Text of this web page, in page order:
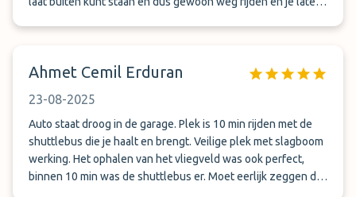
Ahmet Cemil Erduran
23-08-2025
Auto staat droog in de garage. Plek is 10 min rijden met de
shuttlebus die je haalt en brengt. Veilige plek met slagboom
werking. Het ophalen van het vliegveld was ook perfect,
binnen 10 min was de shuttlebus er. Moet eerlijk zeggen dat